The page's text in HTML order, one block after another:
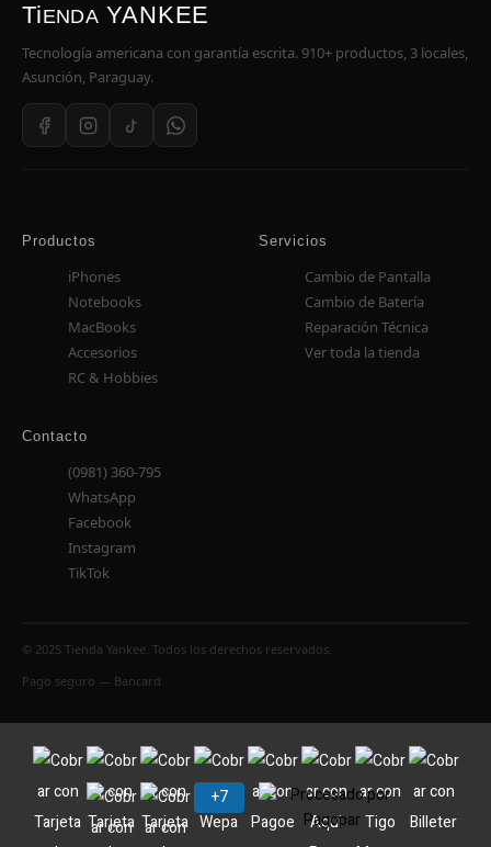
TiENDA YANKEE
Tecnología americana con garantía escrita. 910+ productos, 3 locales,
Asunción, Paraguay.
Productos
iPhones
Notebooks
MacBooks
Accesorios
RC & Hobbies
Servicios
Cambio de Pantalla
Cambio de Batería
Reparación Técnica
Ver toda la tienda
Contacto
(0981) 360-795
WhatsApp
Facebook
Instagram
TikTok
© 2025 Tienda Yankee. Todos los derechos reservados.
Pago seguro — Bancard